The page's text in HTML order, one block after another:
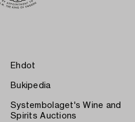
Ehdot
Bukipedia
Systembolaget's Wine and
Spirits Auctions